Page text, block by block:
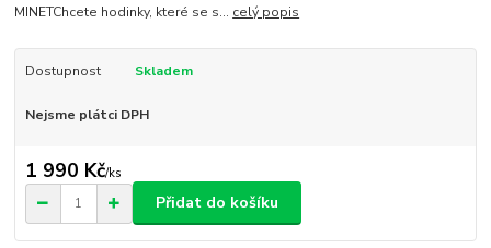
MINETChcete hodinky, které se s... celý popis
Dostupnost Skladem
Nejsme plátci DPH
1 990 Kč/ks
Přidat do košíku